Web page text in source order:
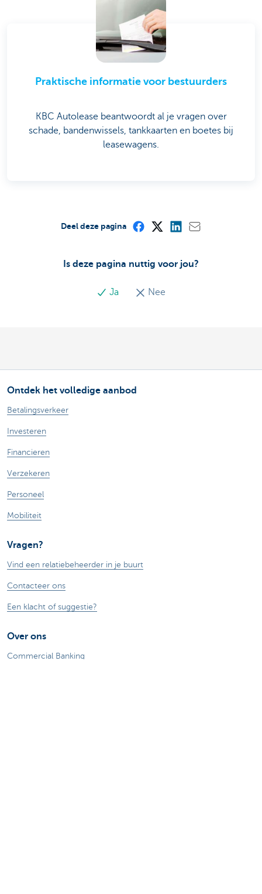
Praktische informatie voor bestuurders
KBC Autolease beantwoordt al je vragen over
schade, bandenwissels, tankkaarten en boetes bij
leasewagens.
Is deze pagina nuttig voor jou?
Ja Nee
Deel deze pagina
Ontdek het volledige aanbod
Betalingsverkeer
Investeren
Financieren
Verzekeren
Personeel
Mobiliteit
Vragen?
Vind een relatiebeheerder in je buurt
Contacteer ons
Een klacht of suggestie?
Over ons
Commercial Banking